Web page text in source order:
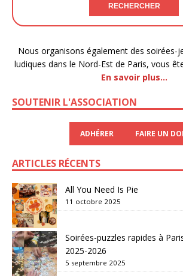
Nous organisons également des soirées-
ludiques dans le Nord-Est de Paris, vous
En savoir plus…
SOUTENIR L'ASSOCIATION
ADHÉRER FAIRE UN
ARTICLES RÉCENTS
All You Need Is Pie
11 octobre 2025
Soirées-puzzles rapides à
2025-2026
5 septembre 2025